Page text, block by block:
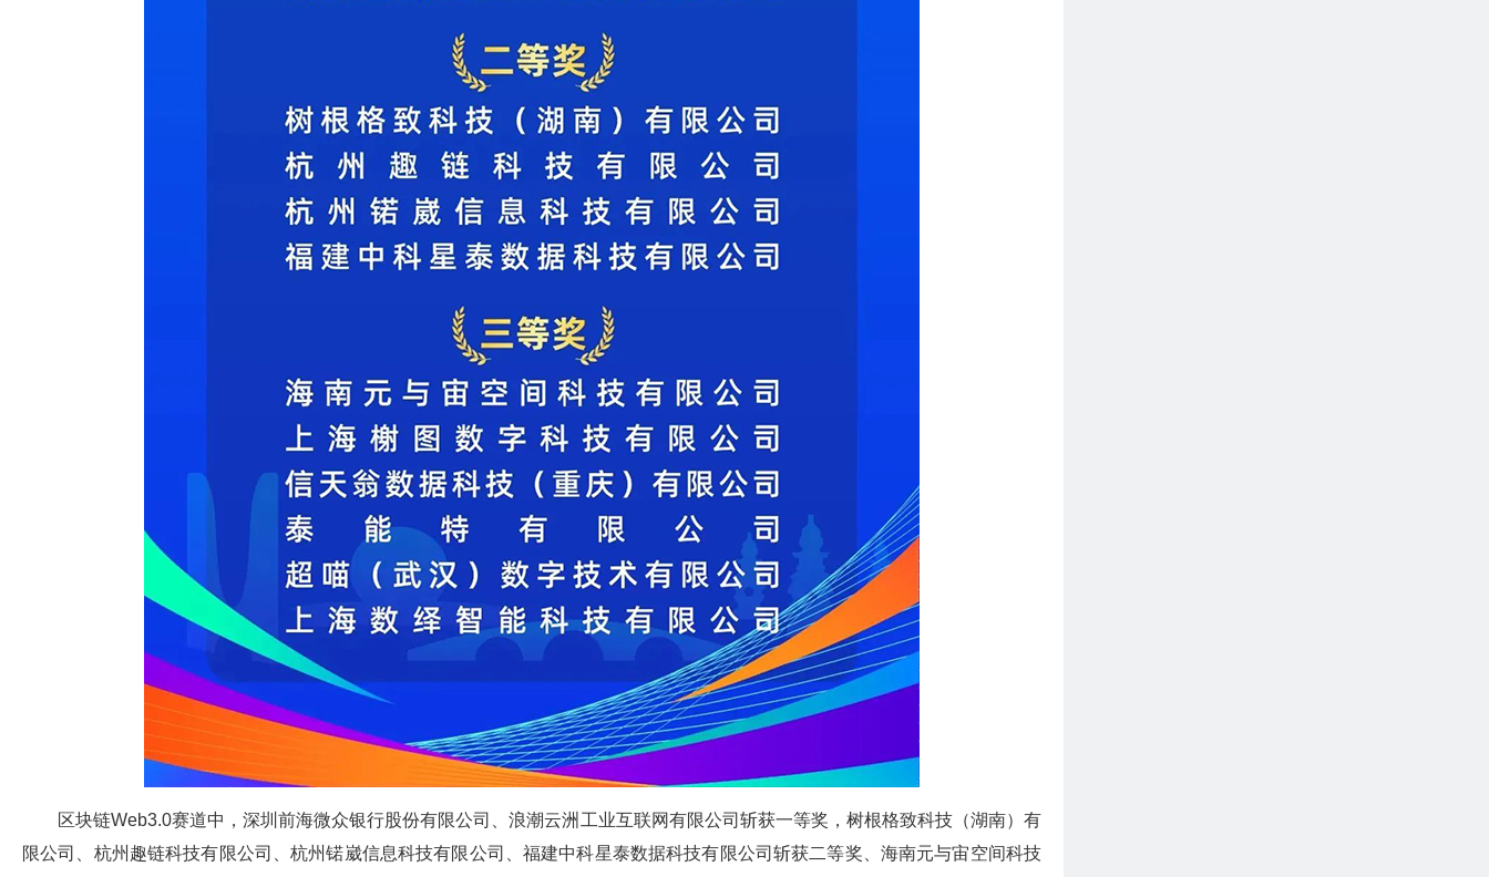
区块链Web3.0赛道中，深圳前海微众银行股份有限公司、浪潮云洲工业互联网有限公司斩获一等奖，树根格致科技（湖南）有
限公司、杭州趣链科技有限公司、杭州锘崴信息科技有限公司、福建中科星泰数据科技有限公司斩获二等奖、海南元与宙空间科技